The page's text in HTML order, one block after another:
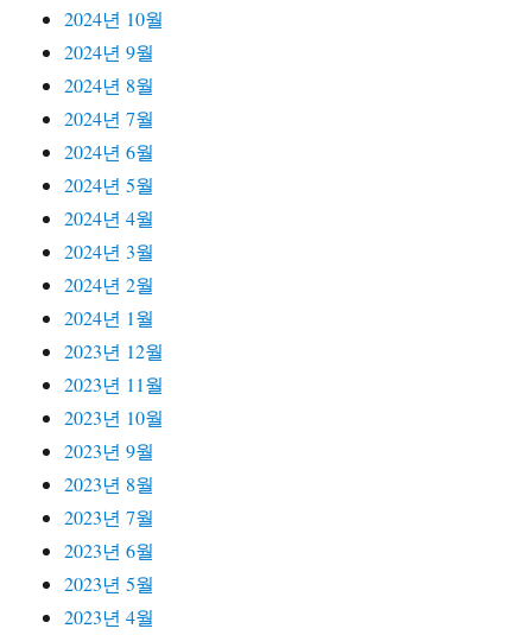
2024년 10월
2024년 9월
2024년 8월
2024년 7월
2024년 6월
2024년 5월
2024년 4월
2024년 3월
2024년 2월
2024년 1월
2023년 12월
2023년 11월
2023년 10월
2023년 9월
2023년 8월
2023년 7월
2023년 6월
2023년 5월
2023년 4월